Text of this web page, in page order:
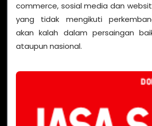
commerce, sosial media dan
yang tidak mengikuti
akan kalah dalam persaingan
ataupun nasional.